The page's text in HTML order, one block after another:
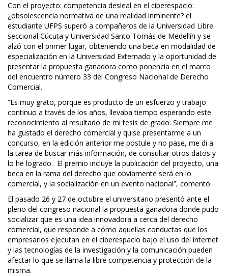
Con el proyecto: competencia desleal en el ciberespacio:
¿obsolescencia normativa de una realidad inminente? el
estudiante UFPS superó a compañeros de la Universidad Libre
seccional Cúcuta y Universidad Santo Tomás de Medellín y se
alzó con el primer lugar, obteniendo una beca en modalidad de
especialización en la Universidad Externado y la oportunidad de
presentar la propuesta ganadora como ponencia en el marco
del encuentro número 33 del Congreso Nacional de Derecho
Comercial.
“Es muy grato, porque es producto de un esfuerzo y trabajo
continuo a través de los años, llevaba tiempo esperando este
reconocimiento al resultado de mi tesis de grado. Siempre me
ha gustado el derecho comercial y quise presentarme a un
concurso, en la edición anterior me postule y no pase, me di a
la tarea de buscar más información, de consultar otros datos y
lo he logrado. El premio incluye la publicación del proyecto, una
beca en la rama del derecho que obviamente será en lo
comercial, y la socialización en un evento nacional”, comentó.
El pasado 26 y 27 de octubre el universitario presentó ante el
pleno del congreso nacional la propuesta ganadora donde pudo
socializar que es una idea innovadora a cerca del derecho
comercial, que responde a cómo aquellas conductas que los
empresarios ejecutan en el ciberespacio bajo el uso del internet
y las tecnologías de la investigación y la comunicación pueden
afectar lo que se llama la libre competencia y protección de la
misma.